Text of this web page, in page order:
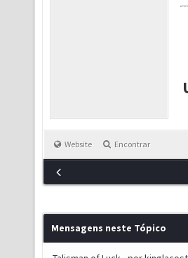
Website Encontrar
Mensagens neste Tópico